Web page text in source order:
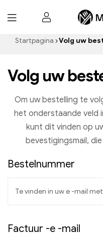
Startpagina Volg uw
Volg uw
Om uw bestelling te
het onderstaande veld
kunt dit vinden op
bevestigingsmail,
Bestelnummer
Factuur -e -mail